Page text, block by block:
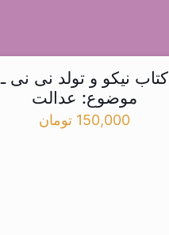
کتاب نیکو و تولد نی نی ـ
موضوع: عدالت
150,000 تومان